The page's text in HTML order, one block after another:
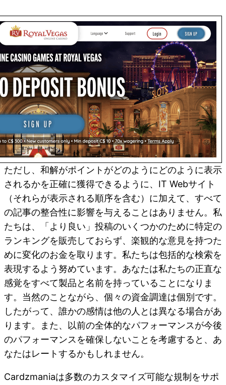
ただし、和解がポイントがどのようにどのように表示
されるかを正確に獲得できるように、IT Webサイト
（それらが表示される順序を含む）に加えて、すべて
の記事の整合性に影響を与えることはありません。私
たちは、「より良い」投稿のいくつかのために特定の
ランキングを販売しておらず、楽観的な意見を持つた
めに変化のお金を取ります。私たちは包括的な検索を
表現するよう努めています。あなたは私たちの正直な
感覚をすべて製品と名前を持っていることになりま
す。当然のことながら、個々の資金調達は個別です。
したがって、誰かの感情は他の人とは異なる場合があ
ります。また、以前の全体的なパフォーマンスが今後
のパフォーマンスを確保しないことを考慮すると、あ
なたはレートするかもしれません。
Cardzmaniaは多数のカスタマイズ可能な規制をサポ